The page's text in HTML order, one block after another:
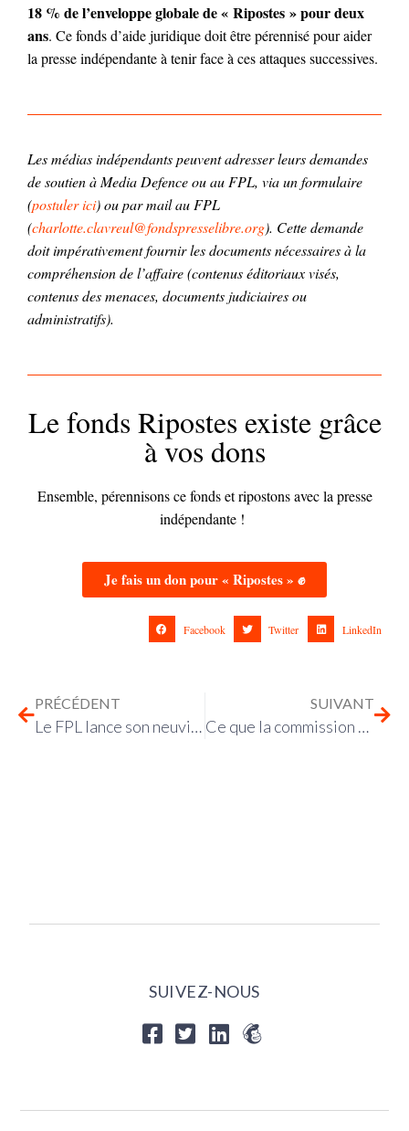
18 % de l’enveloppe globale de « Ripostes » pour deux
ans. Ce fonds d’aide juridique doit être pérennisé pour aider
la presse indépendante à tenir face à ces attaques successives.
Les médias indépendants peuvent adresser leurs demandes
de soutien à Media Defence ou au FPL, via un formulaire
(postuler ici) ou par mail au FPL
(charlotte.clavreul@fondspresselibre.org). Cette demande
doit impérativement fournir les documents nécessaires à la
compréhension de l’affaire (contenus éditoriaux visés,
contenus des menaces, documents judiciaires ou
administratifs).
Le fonds Ripostes existe grâce
à vos dons
Ensemble, pérennisons ce fonds et ripostons avec la presse
indépendante !
Je fais un don pour « Ripostes » ✊
Facebook Twitter LinkedIn
PRÉCÉDENT
Le FPL lance son neuvième appel à projets pour l’année 2026
SUIVANT
Ce que la commission d’enquête sur l’audiovisuel public nous dit de l’extrême droite
SUIVEZ-NOUS